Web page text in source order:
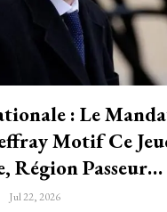
: Le
Motif Ce
Région Passeur…
Jul 22, 2026